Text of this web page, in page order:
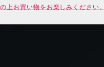
上お買い物をお楽しみください。